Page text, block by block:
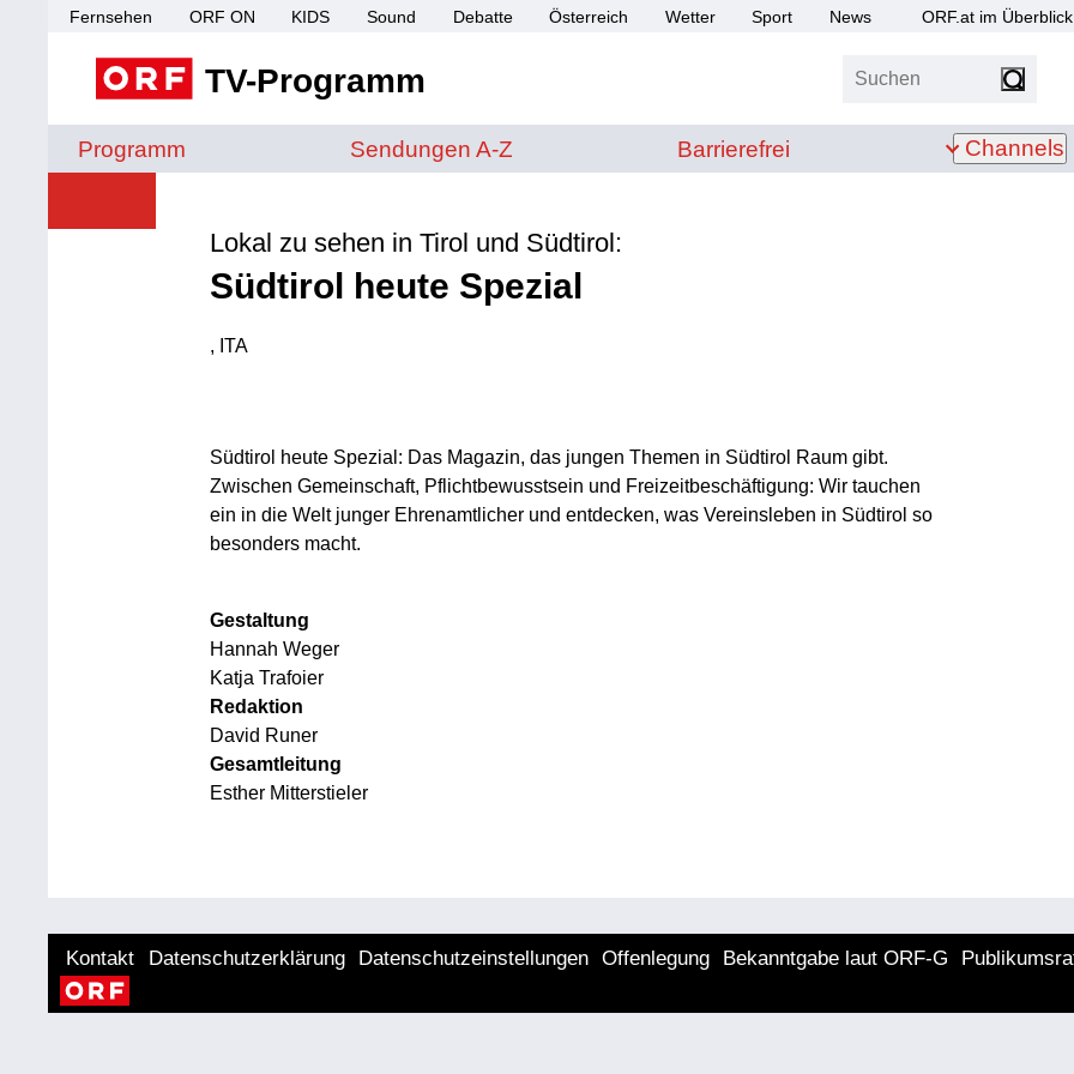
Fernsehen ORF ON KIDS Sound Debatte Österreich Wetter Sport News ORF.at im Überblick
TV-Programm Suchen
Programm Sendungen von A bis Z
Sendungen A-Z Barrierefrei
Barrierefrei Channels
Lokal zu sehen in Tirol und Südtirol:
Südtirol heute Spezial
Produktionsland: ITA
, ITA
Südtirol heute Spezial: Das Magazin, das jungen Themen in Südtirol Raum gibt.
Zwischen Gemeinschaft, Pflichtbewusstsein und Freizeitbeschäftigung: Wir tauchen
ein in die Welt junger Ehrenamtlicher und entdecken, was Vereinsleben in Südtirol so
besonders macht.
Gestaltung
Hannah Weger
Katja Trafoier
Redaktion
David Runer
Gesamtleitung
Esther Mitterstieler
Kontakt Datenschutzerklärung Datenschutzeinstellungen Offenlegung Bekanntgabe laut ORF-G